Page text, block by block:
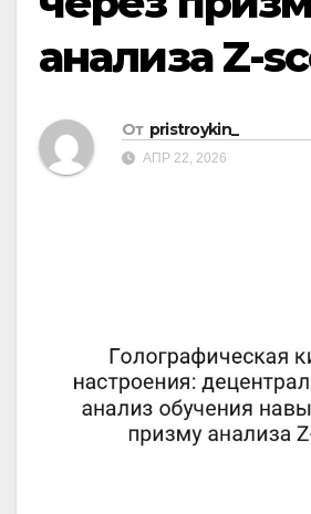
анализа Z-
От pristroykin_
АПР 22, 2026